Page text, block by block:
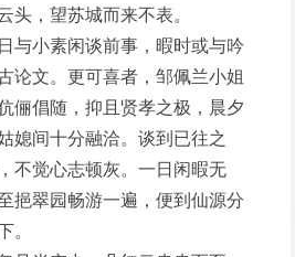
头，望苏城而来不表。
与小素闲谈前事，暇时或与吟
论文。更可喜者，邹佩兰小姐
俪倡随，抑且贤孝之极，晨夕
媳间十分融洽。谈到已往之
不觉心志顿灰。一日闲暇无
挹翠园畅游一遍，便到仙源分
。